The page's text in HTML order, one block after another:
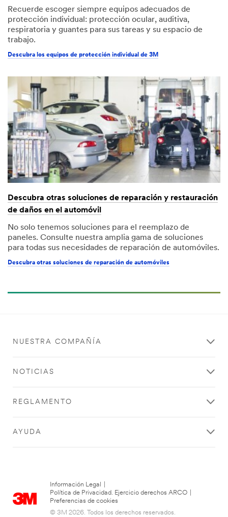
Recuerde escoger siempre equipos adecuados de
protección individual: protección ocular, auditiva,
respiratoria y guantes para sus tareas y su espacio de
trabajo.
Descubra los equipos de protección individual de 3M
Descubra otras soluciones de reparación y restauración
de daños en el automóvil
No solo tenemos soluciones para el reemplazo de
paneles. Consulte nuestra amplia gama de soluciones
para todas sus necesidades de reparación de automóviles.
Descubra otras soluciones de reparación de automóviles
NUESTRA COMPAÑÍA
NOTICIAS
REGLAMENTO
AYUDA
Información Legal
Política de Privacidad. Ejercicio derechos ARCO
Preferencias de cookies
© 3M 2026. Todos los derechos reservados.